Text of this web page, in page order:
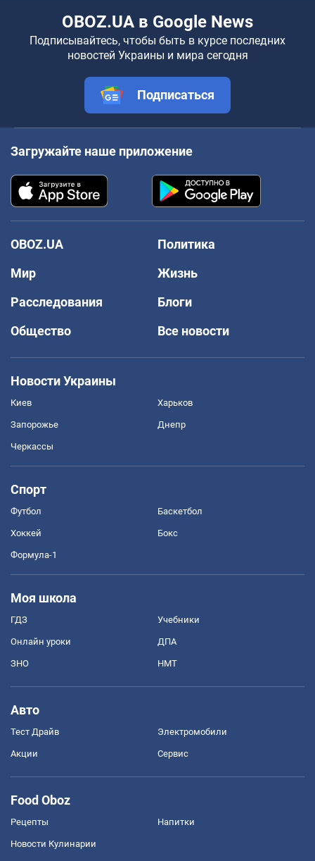
OBOZ.UA в Google News
Подписывайтесь, чтобы быть в курсе последних
новостей Украины и мира сегодня
Подписаться
Загружайте наше приложение
OBOZ.UA
Политика
Мир
Жизнь
Расследования
Блоги
Общество
Все новости
Новости Украины
Киев Харьков
Запорожье Днепр
Черкассы
Спорт
Футбол Баскетбол
Хоккей Бокс
Формула-1
Моя школа
ГДЗ Учебники
Онлайн уроки ДПА
ЗНО НМТ
Авто
Тест Драйв Электромобили
Акции Сервис
Food Oboz
Рецепты Напитки
Новости Кулинарии